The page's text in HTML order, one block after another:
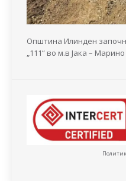
Општина Илинден
„111“ во м.в Јака – Марино